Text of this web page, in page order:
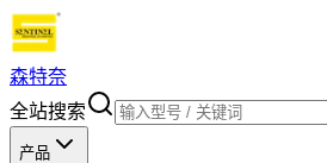
森特奈
全站搜索
产品